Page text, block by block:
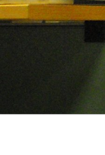
Zum
Inhalt